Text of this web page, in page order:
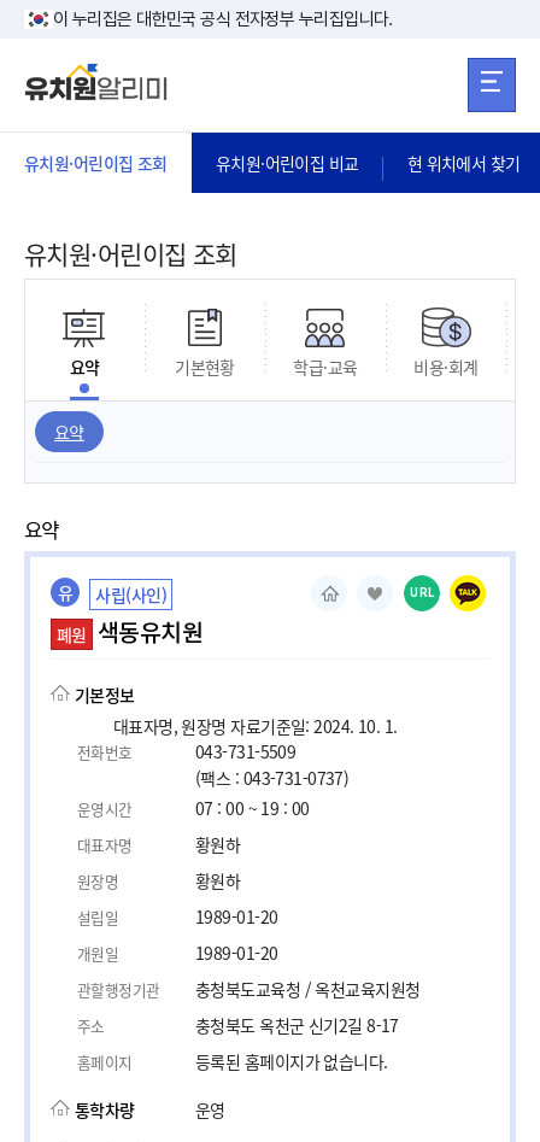
본문 바로가기
이 누리집은 대한민국 공식 전자정부 누리집입니다.
유치원·어린이집 조회 유치원·어린이집 비교 현 위치에서 찾기
유치원·어린이집 조회
요약 기본현황 학급·교육 비용·회계
요약
요약
유
사립(사인)
폐원 색동유치원
URL
기본정보
대표자명, 원장명 자료기준일: 2024. 10. 1.
전화번호
043-731-5509
(팩스 : 043-731-0737)
운영시간 07 : 00 ~ 19 : 00
대표자명 황원하
원장명 황원하
설립일 1989-01-20
개원일 1989-01-20
관할행정기관 충청북도교육청 / 옥천교육지원청
주소 충청북도 옥천군 신기2길 8-17
홈페이지
등록된 홈페이지가 없습니다.
통학차량
운영